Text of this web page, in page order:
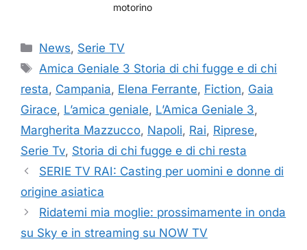
motorino
Categorie
News, Serie TV
Tag
Amica Geniale 3 Storia di chi fugge e di chi
resta, Campania, Elena Ferrante, Fiction, Gaia
Girace, L’amica geniale, L’Amica Geniale 3,
Margherita Mazzucco, Napoli, Rai, Riprese,
Serie Tv, Storia di chi fugge e di chi resta
SERIE TV RAI: Casting per uomini e donne di
origine asiatica
Ridatemi mia moglie: prossimamente in onda
su Sky e in streaming su NOW TV